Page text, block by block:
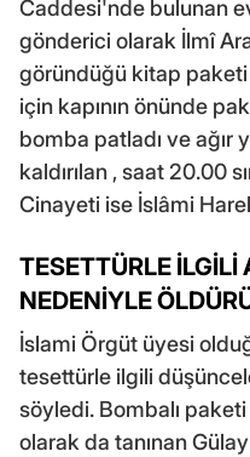
Caddesi'nde bulunan
gönderici olarak İlmî
göründüğü kitap paketi
için kapının önünde
bomba patladı ve ağır
kaldırılan , saat 20.00
Cinayeti ise İslâmi
TESETTÜRLE
NEDENİYLE
İslami Örgüt üyesi
tesettürle ilgili
söyledi. Bombalı
olarak da tanınan